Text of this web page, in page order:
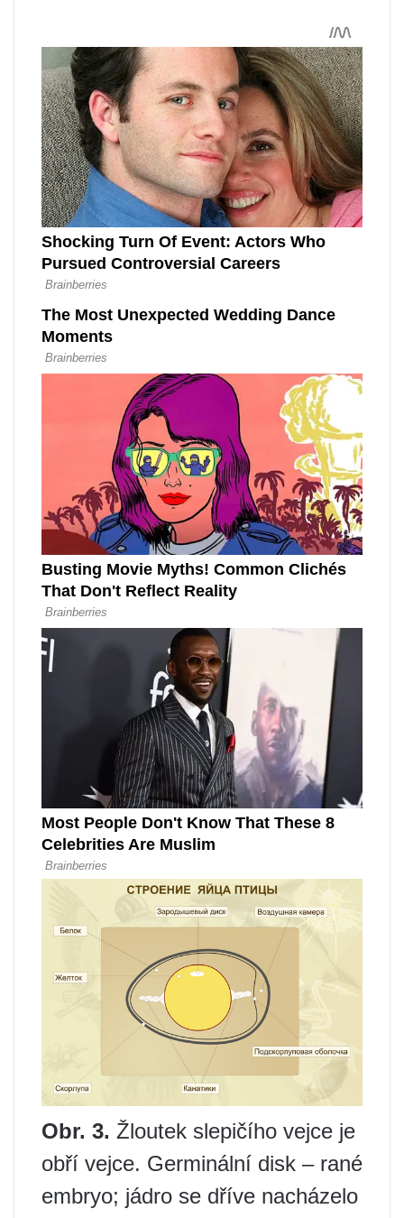
Obr. 3. Žloutek slepičího vejce je
obří vejce. Germinální disk – rané
embryo; jádro se dříve nacházelo